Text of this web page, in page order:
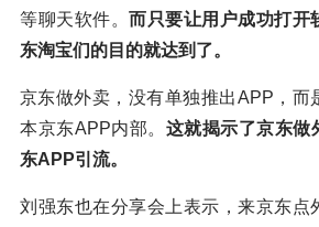
等聊天软件。 而只要让用户成功打开
东淘宝们的目的就达到了。
京东做外卖，没有单独推出APP，而
本京东APP内部。 这就揭示了京东
东APP引流。
刘强东也在分享会上表示，来京东点